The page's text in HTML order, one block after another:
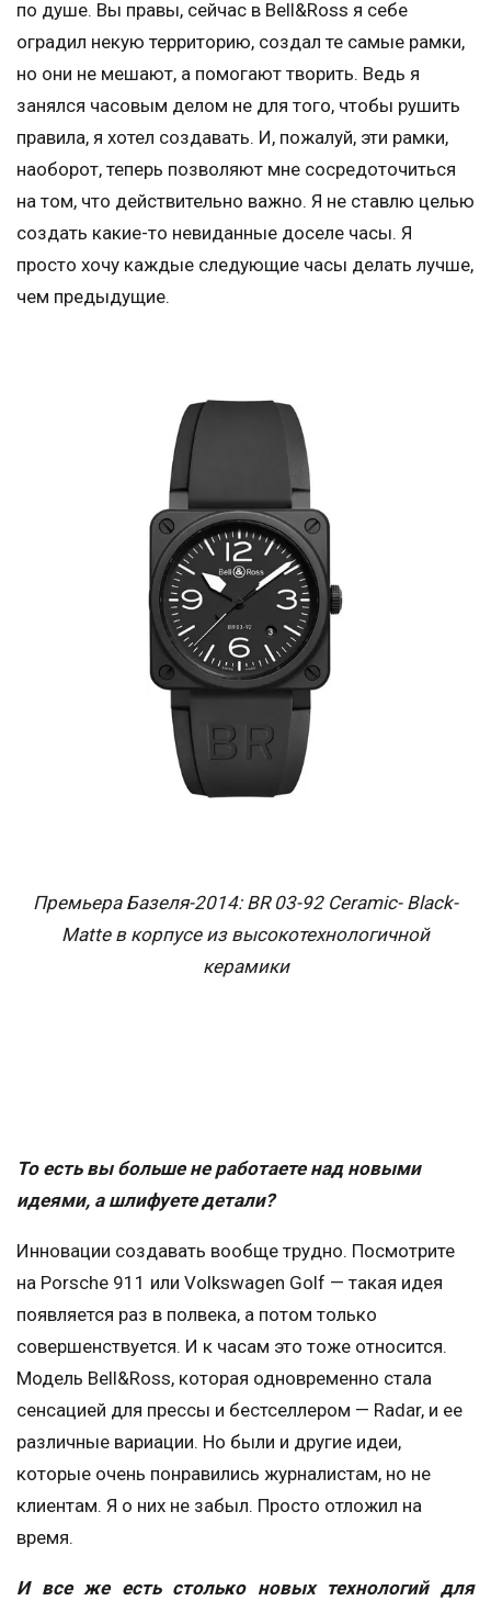
по душе. Вы правы, сейчас в Bell&Ross я себе
оградил некую территорию, создал те самые рамки,
но они не мешают, а помогают творить. Ведь я
занялся часовым делом не для того, чтобы рушить
правила, я хотел создавать. И, пожалуй, эти рамки,
наоборот, теперь позволяют мне сосредоточиться
на том, что действительно важно. Я не ставлю целью
создать какие-то невиданные доселе часы. Я
просто хочу каждые следующие часы делать лучше,
чем предыдущие.
Премьера Базеля-2014: BR 03-92 Ceramic- Black-
Matte в корпусе из высокотехнологичной
керамики
То есть вы больше не работаете над новыми
идеями, а шлифуете детали?
Инновации создавать вообще трудно. Посмотрите
на Porsche 911 или Volkswagen Golf — такая идея
появляется раз в полвека, а потом только
совершенствуется. И к часам это тоже относится.
Модель Bell&Ross, которая одновременно стала
сенсацией для прессы и бестселлером — Radar, и ее
различные вариации. Но были и другие идеи,
которые очень понравились журналистам, но не
клиентам. Я о них не забыл. Просто отложил на
время.
И все же есть столько новых технологий для